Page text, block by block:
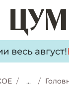
весь август!
...